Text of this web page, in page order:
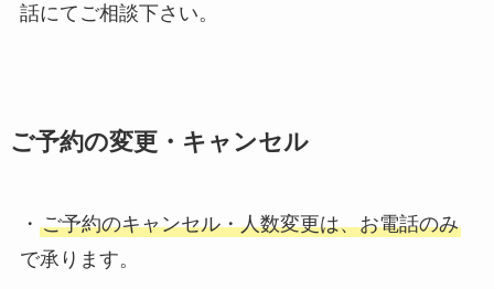
話にてご相談下さい。
ご予約の変更・キャンセル
・ ご予約のキャンセル・人数変更は、お電話のみ
で承ります。